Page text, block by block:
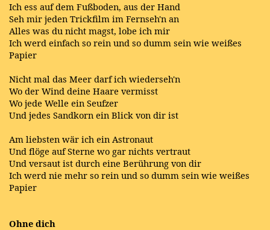
Ich ess auf dem Fußboden, aus der Hand
Seh mir jeden Trickfilm im Fernseh'n an
Alles was du nicht magst, lobe ich mir
Ich werd einfach so rein und so dumm sein wie weißes
Papier
Nicht mal das Meer darf ich wiederseh'n
Wo der Wind deine Haare vermisst
Wo jede Welle ein Seufzer
Und jedes Sandkorn ein Blick von dir ist
Am liebsten wär ich ein Astronaut
Und flöge auf Sterne wo gar nichts vertraut
Und versaut ist durch eine Berührung von dir
Ich werd nie mehr so rein und so dumm sein wie weißes
Papier
Ohne dich